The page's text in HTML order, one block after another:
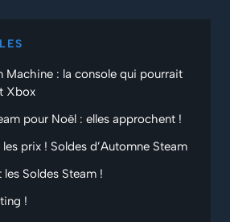
Machine : la console qui pourrait
Xbox
pour Noël : elles approchent !
prix ! Soldes d’Automne Steam
les Soldes Steam !
!